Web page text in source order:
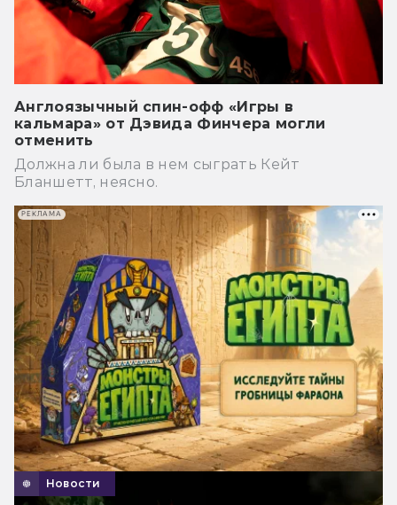
Англоязычный спин-офф «Игры в
кальмара» от Дэвида Финчера могли
отменить
Должна ли была в нем сыграть Кейт
Бланшетт, неясно.
Новости
РЕКЛАМА